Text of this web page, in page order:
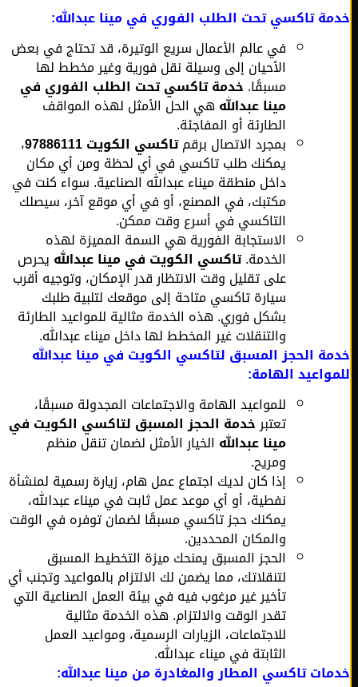
تاكسي تحت الطلب الفوري في مينا عبدالله:
في عالم الأعمال سريع الوتيرة، قد تحتاج في بعض
الأحيان إلى وسيلة نقل فورية وغير مخطط لها
مسبقًا.خدمة تاكسي تحت الطلب الفوري في
مينا عبداللههي الحل الأمثل لهذه المواقف
الطارئة أو المفاجئة.
بمجرد الاتصال برقمتاكسي الكويت 97886111 ،
يمكنك طلب تاكسي في أي لحظة ومن أي مكان
داخل منطقة ميناء عبدالله الصناعية. سواء كنت في
مكتبك، في المصنع، أو في أي موقع آخر، سيصلك
التاكسي في أسرع وقت ممكن.
الاستجابة الفورية هي السمة المميزة لهذه
الخدمة.تاكسي الكويت في مينا عبداللهيحرص
على تقليل وقت الانتظار قدر الإمكان، وتوجيه أقرب
سيارة تاكسي متاحة إلى موقعك لتلبية طلبك
بشكل فوري. هذه الخدمة مثالية للمواعيد الطارئة
والتنقلات غير المخطط لها داخل ميناء عبدالله.
الحجز المسبق لتاكسي الكويت في مينا عبدالله
الهامة:
للمواعيد الهامة والاجتماعات المجدولة مسبقًا،
تعتبرخدمة الحجز المسبق لتاكسي الكويت في
مينا عبداللهالخيار الأمثل لضمان تنقل منظم
ومريح.
إذا كان لديك اجتماع عمل هام، زيارة رسمية لمنشأة
نفطية، أو أي موعد عمل ثابت في ميناء عبدالله،
يمكنك حجز تاكسي مسبقًا لضمان توفره في الوقت
والمكان المحددين.
الحجز المسبق يمنحك ميزة التخطيط المسبق
لتنقلاتك، مما يضمن لك الالتزام بالمواعيد وتجنب أي
تأخير غير مرغوب فيه في بيئة العمل الصناعية التي
تقدر الوقت والالتزام. هذه الخدمة مثالية
للاجتماعات، الزيارات الرسمية، ومواعيد العمل
الثابتة في ميناء عبدالله.
تاكسي المطار والمغادرة من مينا عبدالله: